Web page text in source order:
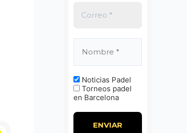
Noticias Padel
Torneos padel
en Barcelona